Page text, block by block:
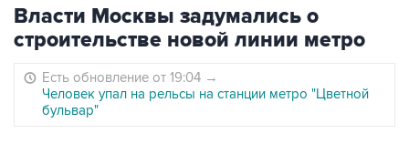
Власти Москвы задумались о
строительстве новой линии метро
Есть обновление от 19:04 →
Человек упал на рельсы на станции метро "Цветной
бульвар"